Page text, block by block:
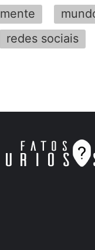
mente
redes sociais